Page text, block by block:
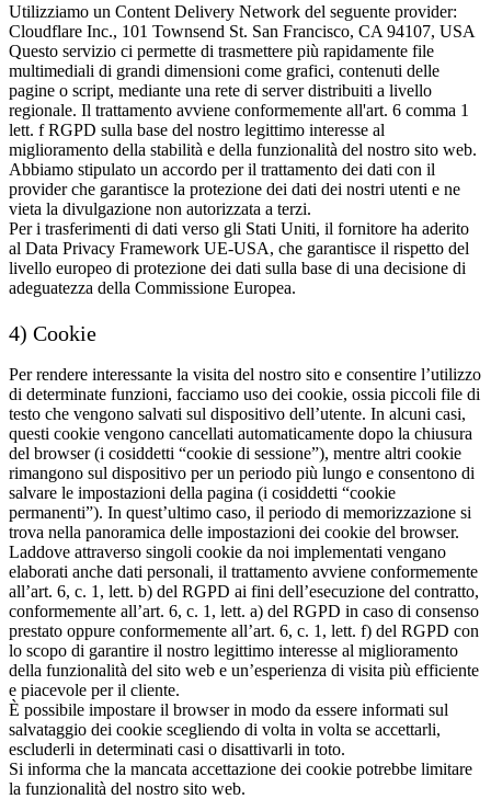
Utilizziamo un Content Delivery Network del seguente provider:
Cloudflare Inc., 101 Townsend St. San Francisco, CA 94107, USA
Questo servizio ci permette di trasmettere più rapidamente file
multimediali di grandi dimensioni come grafici, contenuti delle
pagine o script, mediante una rete di server distribuiti a livello
regionale. Il trattamento avviene conformemente all'art. 6 comma 1
lett. f RGPD sulla base del nostro legittimo interesse al
miglioramento della stabilità e della funzionalità del nostro sito web.
Abbiamo stipulato un accordo per il trattamento dei dati con il
provider che garantisce la protezione dei dati dei nostri utenti e ne
vieta la divulgazione non autorizzata a terzi.
Per i trasferimenti di dati verso gli Stati Uniti, il fornitore ha aderito
al Data Privacy Framework UE-USA, che garantisce il rispetto del
livello europeo di protezione dei dati sulla base di una decisione di
adeguatezza della Commissione Europea.
4) Cookie
Per rendere interessante la visita del nostro sito e consentire l’utilizzo
di determinate funzioni, facciamo uso dei cookie, ossia piccoli file di
testo che vengono salvati sul dispositivo dell’utente. In alcuni casi,
questi cookie vengono cancellati automaticamente dopo la chiusura
del browser (i cosiddetti “cookie di sessione”), mentre altri cookie
rimangono sul dispositivo per un periodo più lungo e consentono di
salvare le impostazioni della pagina (i cosiddetti “cookie
permanenti”). In quest’ultimo caso, il periodo di memorizzazione si
trova nella panoramica delle impostazioni dei cookie del browser.
Laddove attraverso singoli cookie da noi implementati vengano
elaborati anche dati personali, il trattamento avviene conformemente
all’art. 6, c. 1, lett. b) del RGPD ai fini dell’esecuzione del contratto,
conformemente all’art. 6, c. 1, lett. a) del RGPD in caso di consenso
prestato oppure conformemente all’art. 6, c. 1, lett. f) del RGPD con
lo scopo di garantire il nostro legittimo interesse al miglioramento
della funzionalità del sito web e un’esperienza di visita più efficiente
e piacevole per il cliente.
È possibile impostare il browser in modo da essere informati sul
salvataggio dei cookie scegliendo di volta in volta se accettarli,
escluderli in determinati casi o disattivarli in toto.
Si informa che la mancata accettazione dei cookie potrebbe limitare
la funzionalità del nostro sito web.